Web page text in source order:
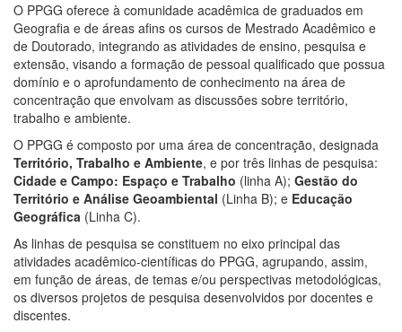
O PPGG oferece à comunidade acadêmica de graduados em
Geografia e de áreas afins os cursos de Mestrado Acadêmico e
de Doutorado, integrando as atividades de ensino, pesquisa e
extensão, visando a formação de pessoal qualificado que possua
domínio e o aprofundamento de conhecimento na área de
concentração que envolvam as discussões sobre território,
trabalho e ambiente.
O PPGG é composto por uma área de concentração, designada
Território, Trabalho e Ambiente, e por três linhas de pesquisa:
Cidade e Campo: Espaço e Trabalho (linha A); Gestão do
Território e Análise Geoambiental (Linha B); e Educação
Geográfica (Linha C).
As linhas de pesquisa se constituem no eixo principal das
atividades acadêmico-científicas do PPGG, agrupando, assim,
em função de áreas, de temas e/ou perspectivas metodológicas,
os diversos projetos de pesquisa desenvolvidos por docentes e
discentes.